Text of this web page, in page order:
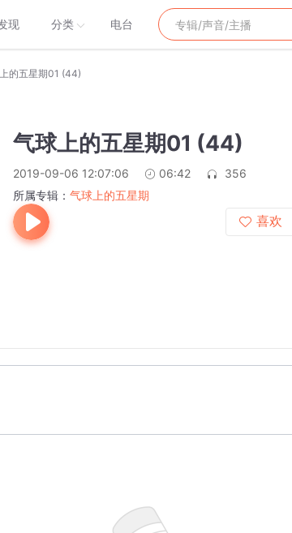
现 分类 电台
的五星期01 (44)
气球上的五星期01 (44)
2019-09-06 12:07:06 06:42
356
所属专辑： 气球上的五星期
喜欢